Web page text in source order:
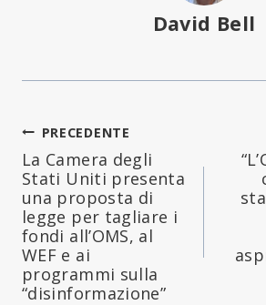
David Bell
Navigazione
articoli
PRECEDENTE
La Camera degli
Stati Uniti presenta
una proposta di
legge per tagliare i
fondi all’OMS, al
WEF e ai
programmi sulla
“disinformazione”